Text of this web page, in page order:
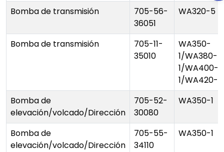
Bomba de transmisión
705-56-
36051
WA320-5
Bomba de transmisión
705-11-
35010
WA350-
1/WA380-
1/WA400-
1/WA420-1
Bomba de
elevación/volcado/Dirección
705-52-
30080
WA350-1
Bomba de
elevación/volcado/Dirección
705-55-
34110
WA350-1